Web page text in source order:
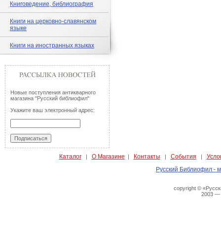
Книговедение, библиография
Книги на церковно-славянском
языке
Книги на иностранных языках
Новые поступления антикварного
магазина "Русский библиофил"
Укажите ваш электронный адрес:
Каталог| О Магазине | Контакты | События |
Русский Библиофил -
copyright ©
2003 —